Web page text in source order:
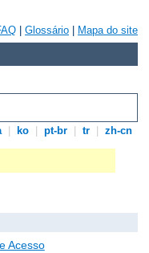
Glossário Mapa do site
ko pt-br tr zh-cn
Acesso